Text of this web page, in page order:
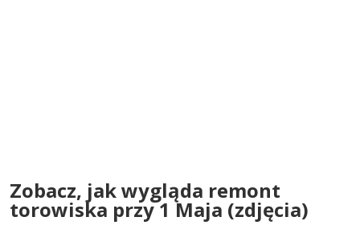
Zobacz, jak wygląda remont
torowiska przy 1 Maja (zdjęcia)